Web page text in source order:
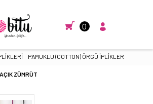
0
PAMUKLU (COTTON) ÖRGÜ İPLİKLER
ZÜMRÜT